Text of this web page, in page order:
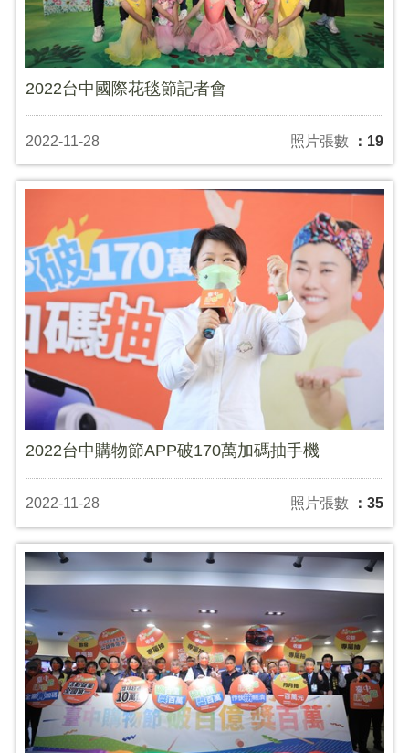
2022台中國際花毯節記者會
2022-11-28 照片張數 ：19
2022台中購物節APP破170萬加碼抽手機
2022-11-28 照片張數 ：35